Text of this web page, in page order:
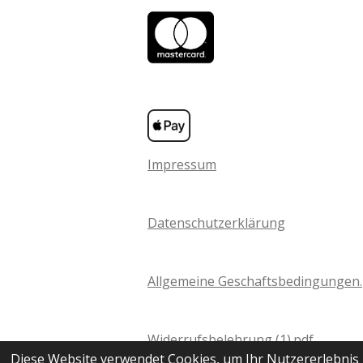
Diese Website verwendet Cookies, um Ihr
Impressum
Datenschutzerklärung
Allgemeine
Widerrufsbelehrung (1).pdf
Kreativwerkstatt Sandberger